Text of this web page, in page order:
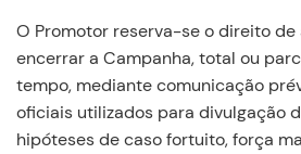
O Promotor reserva-se o direito
encerrar a Campanha, total ou
tempo, mediante comunicação
oficiais utilizados para divulgação
hipóteses de caso fortuito, força